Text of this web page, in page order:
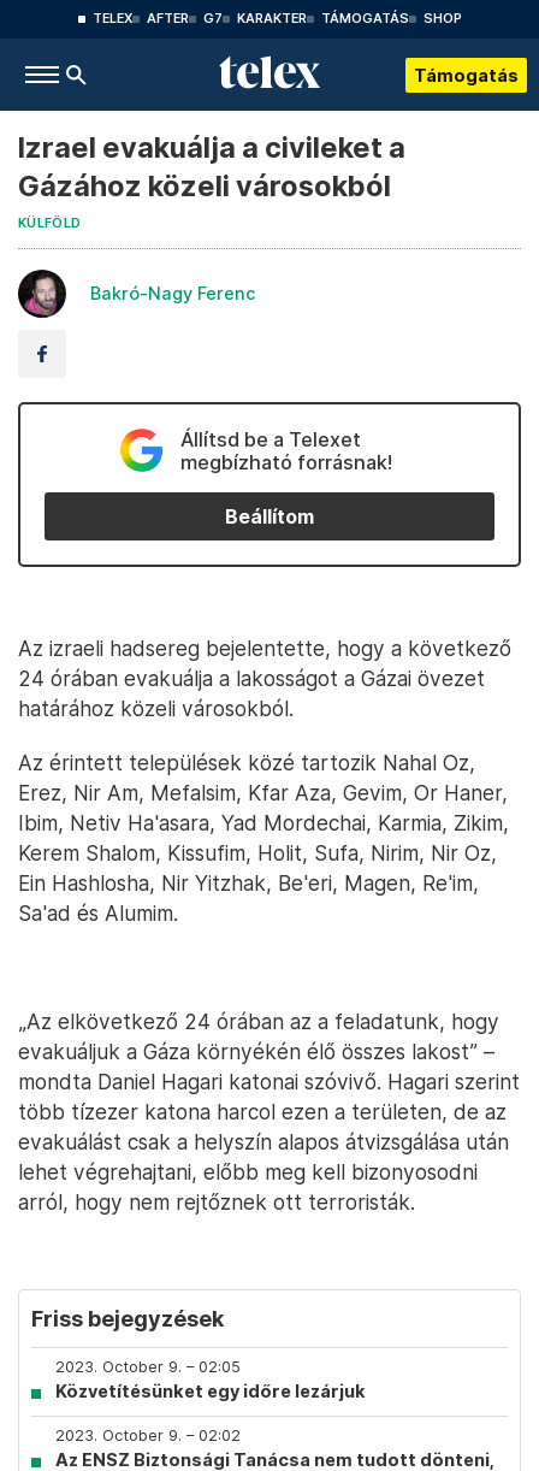
TELEX AFTER G7 KARAKTER TÁMOGATÁS SHOP
Támogatás
Izrael evakuálja a civileket a
Gázához közeli városokból
KÜLFÖLD
Bakró-Nagy Ferenc
Állítsd be a Telexet
megbízható forrásnak!
Beállítom
Az izraeli hadsereg bejelentette, hogy a következő
24 órában evakuálja a lakosságot a Gázai övezet
határához közeli városokból.
Az érintett települések közé tartozik Nahal Oz,
Erez, Nir Am, Mefalsim, Kfar Aza, Gevim, Or Haner,
Ibim, Netiv Ha'asara, Yad Mordechai, Karmia, Zikim,
Kerem Shalom, Kissufim, Holit, Sufa, Nirim, Nir Oz,
Ein Hashlosha, Nir Yitzhak, Be'eri, Magen, Re'im,
Sa'ad és Alumim.
„Az elkövetkező 24 órában az a feladatunk, hogy
evakuáljuk a Gáza környékén élő összes lakost” –
mondta Daniel Hagari katonai szóvivő. Hagari szerint
több tízezer katona harcol ezen a területen, de az
evakuálást csak a helyszín alapos átvizsgálása után
lehet végrehajtani, előbb meg kell bizonyosodni
arról, hogy nem rejtőznek ott terroristák.
Friss bejegyzések
2023. October 9. – 02:05
Közvetítésünket egy időre lezárjuk
2023. October 9. – 02:02
Az ENSZ Biztonsági Tanácsa nem tudott dönteni,